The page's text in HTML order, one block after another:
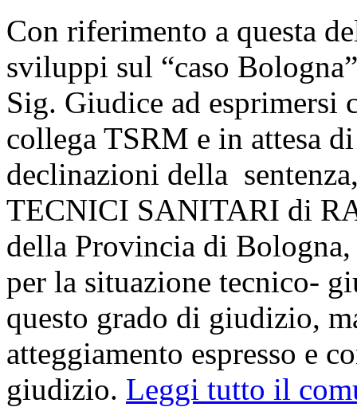
Con riferimento a questa
sviluppi sul “caso
Sig. Giudice ad
collega TSRM e in attesa
declinazioni della
TECNICI SANITARI di
della Provincia di
per la situazione tecnico-
questo grado di giudizio,
atteggiamento espresso e
giudizio. Leggi tutto il